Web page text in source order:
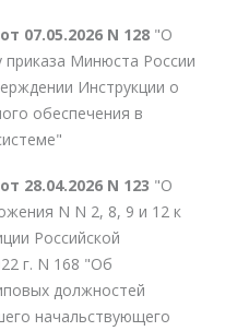
07.05.2026 N 128 "О
приказа Минюста России
Инструкции о
обеспечения в
28.04.2026 N 123 "О
N N 2, 8, 9 и 12 к
Российской
г. N 168 "Об
должностей
начальствующего